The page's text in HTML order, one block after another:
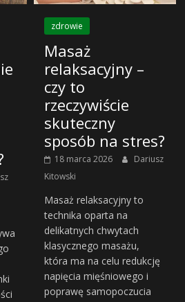
zdrowie
Masaż
relaksacyjny –
czy to
rzeczywiście
skuteczny
sposób na stres?
18 marca 2026
Dariusz
Kitowski
Masaż relaksacyjny to
technika oparta na
delikatnych chwytach
klasycznego masażu,
która ma na celu redukcję
napięcia mięśniowego i
poprawę samopoczucia